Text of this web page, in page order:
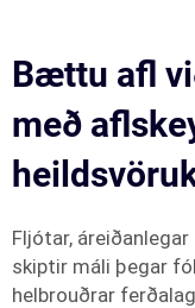
Bættu afl
með
Fljótar,
skiptir máli þegar
helbrouðrar